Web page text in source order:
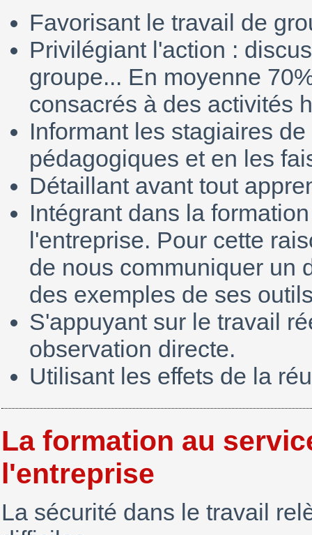
Favorisant le travail de
Privilégiant l'action :
groupe... En moyenne
consacrés à des activités
Informant les stagiaires
pédagogiques et en les
Détaillant avant tout
Intégrant dans la
l'entreprise. Pour cette
de nous communiquer un
des exemples de ses
S'appuyant sur le travail
observation directe.
Utilisant les effets de la
La formation au
l'entreprise
La sécurité dans le travail